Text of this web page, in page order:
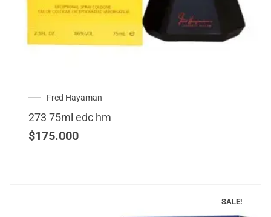
Fred Hayaman
273 75ml edc hm
$175.000
SALE!